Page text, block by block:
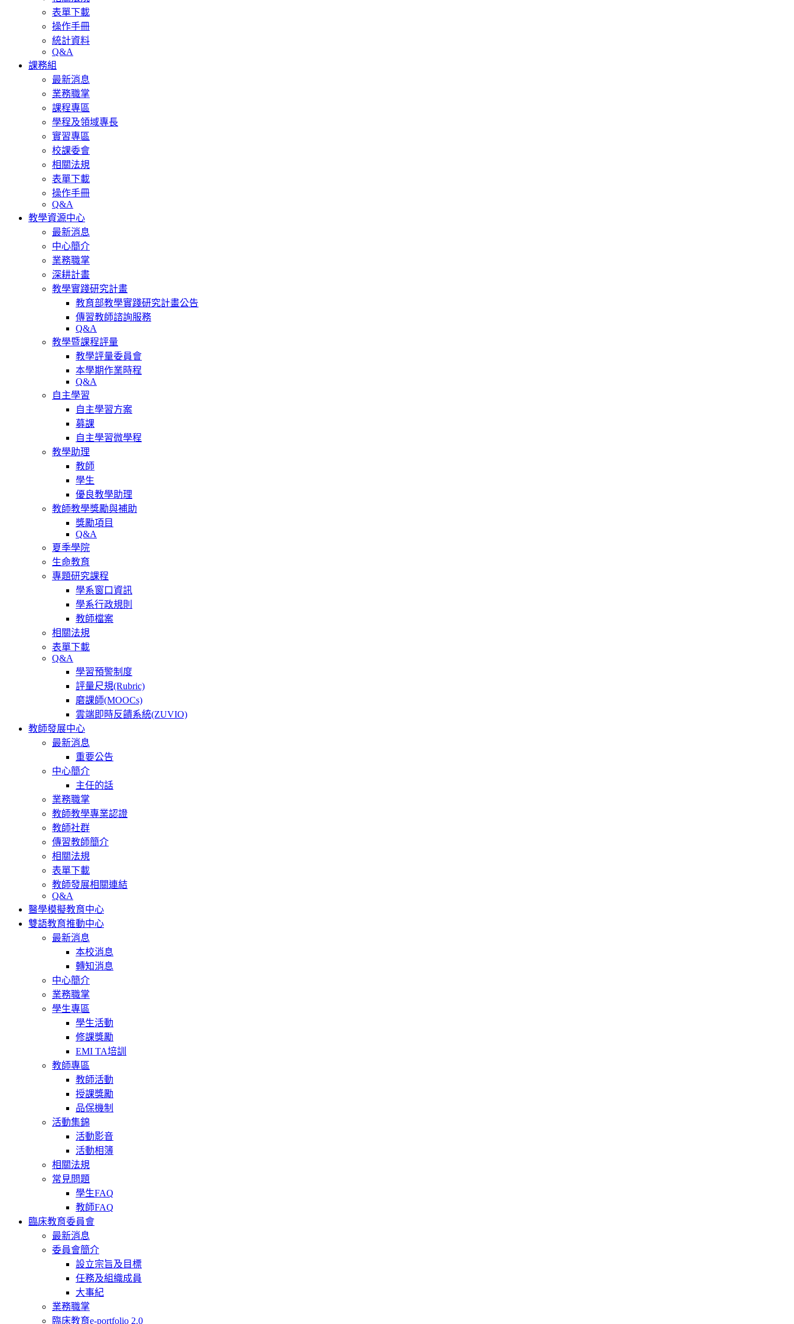
表單下載
操作手冊
統計資料
Q&A
課務組
最新消息
業務職掌
課程專區
學程及領域專長
實習專區
校課委會
相關法規
表單下載
操作手冊
Q&A
教學資源中心
最新消息
中心簡介
業務職掌
深耕計畫
教學實踐研究計畫
教育部教學實踐研究計畫公告
傳習教師諮詢服務
Q&A
教學暨課程評量
教學評量委員會
本學期作業時程
Q&A
自主學習
自主學習方案
募課
自主學習微學程
教學助理
教師
學生
優良教學助理
教師教學獎勵與補助
獎勵項目
Q&A
夏季學院
生命教育
專題研究課程
學系窗口資訊
學系行政規則
教師檔案
相關法規
表單下載
Q&A
學習預警制度
評量尺規(Rubric)
磨課師(MOOCs)
雲端即時反饋系統(ZUVIO)
教師發展中心
最新消息
重要公告
中心簡介
主任的話
業務職掌
教師教學專業認證
教師社群
傳習教師簡介
相關法規
表單下載
教師發展相關連結
Q&A
醫學模擬教育中心
雙語教育推動中心
最新消息
本校消息
轉知消息
中心簡介
業務職掌
學生專區
學生活動
修課獎勵
EMI TA培訓
教師專區
教師活動
授課獎勵
品保機制
活動集錦
活動影音
活動相簿
相關法規
常見問題
學生FAQ
教師FAQ
臨床教育委員會
最新消息
委員會簡介
設立宗旨及目標
任務及組織成員
大事紀
業務職掌
臨床教育e-portfolio 2.0